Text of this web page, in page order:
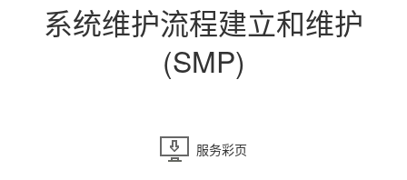
系统维护流程建立和维护
(SMP)
服务彩页